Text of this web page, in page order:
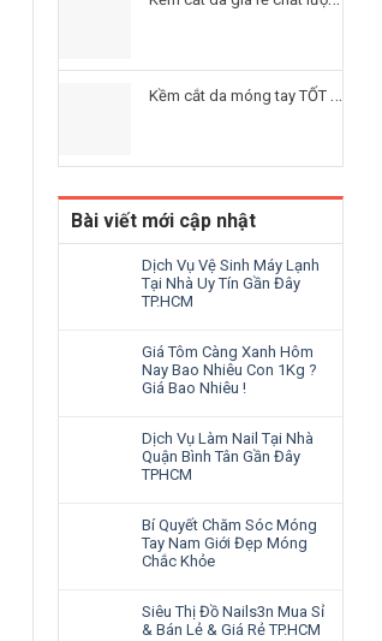
Kềm cắt da móng tay TỐT nhất
Bài viết mới cập nhật
Dịch Vụ Vệ Sinh Máy Lạnh
Tại Nhà Uy Tín Gần Đây
TP.HCM
Giá Tôm Càng Xanh Hôm
Nay Bao Nhiêu Con 1Kg ?
Giá Bao Nhiêu !
Dịch Vụ Làm Nail Tại Nhà
Quận Bình Tân Gần Đây
TPHCM
Bí Quyết Chăm Sóc Móng
Tay Nam Giới Đẹp Móng
Chắc Khỏe
Siêu Thị Đồ Nails3n Mua Sỉ
& Bán Lẻ & Giá Rẻ TP.HCM